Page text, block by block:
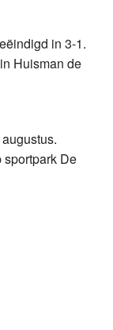
in 3-1.
Huisman de
sportpark De